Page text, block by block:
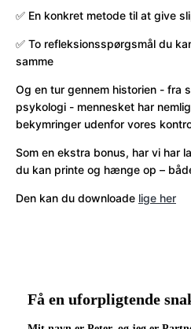
✅ En konkret metode til at give
✅ To refleksionsspørgsmål du
samme
Og en tur gennem historien - fra
psykologi - mennesket har
bekymringer udenfor vores
Som en ekstra bonus, har vi har
du kan printe og hænge op –
Den kan du downloade ⁠lige her
Få en uforpligtende